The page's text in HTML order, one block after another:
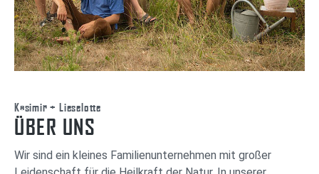
Kasimir + Lieselotte
ÜBER UNS
Wir sind ein kleines Familienunternehmen mit großer